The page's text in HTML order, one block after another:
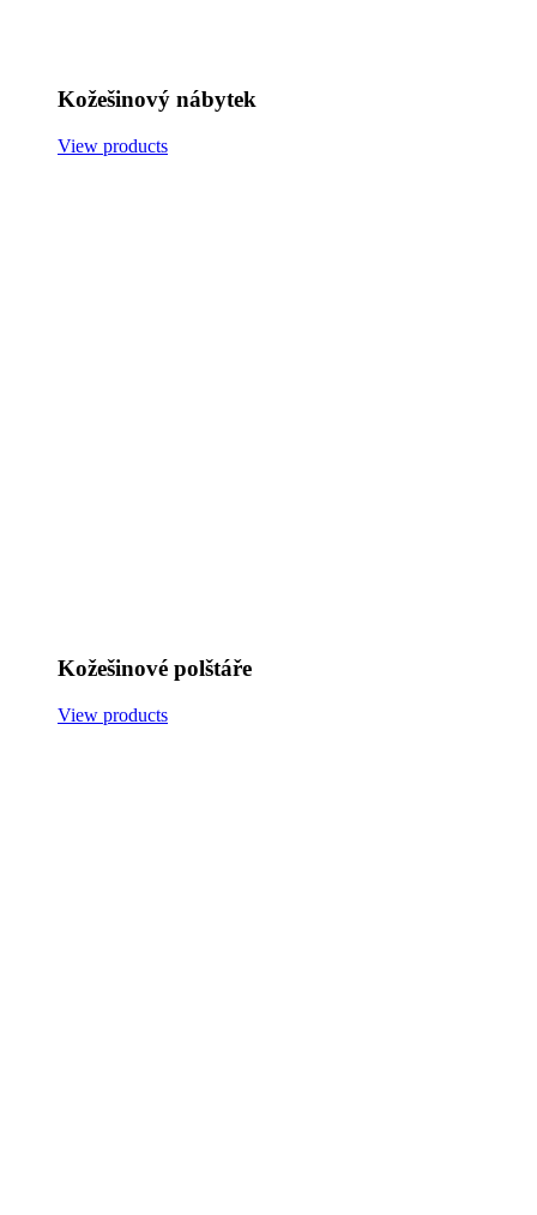
Kožešinový nábytek
View products
Kožešinové polštáře
View products